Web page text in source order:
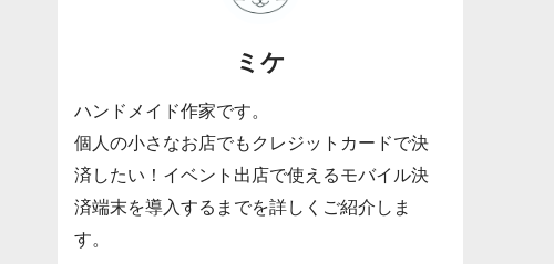
ミケ
ハンドメイド作家です。
個人の小さなお店でもクレジットカードで決
済したい！イベント出店で使えるモバイル決
済端末を導入するまでを詳しくご紹介しま
す。